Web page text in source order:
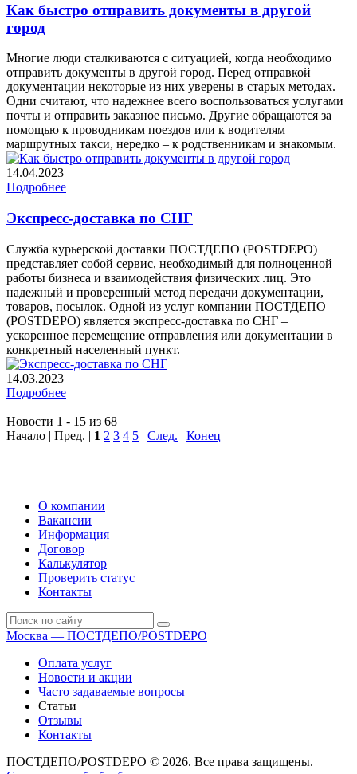
Как быстро отправить документы в другой
город
Многие люди сталкиваются с ситуацией, когда необходимо
отправить документы в другой город. Перед отправкой
документации некоторые из них уверены в старых методах.
Одни считают, что надежнее всего воспользоваться услугами
почты и отправить заказное письмо. Другие обращаются за
помощью к проводникам поездов или к водителям
маршрутных такси, нередко – к родственникам и знакомым.
14.04.2023
Подробнее
Экспресс-доставка по СНГ
Служба курьерской доставки ПОСТДЕПО (POSTDEPO)
представляет собой сервис, необходимый для полноценной
работы бизнеса и взаимодействия физических лиц. Это
надежный и проверенный метод передачи документации,
товаров, посылок. Одной из услуг компании ПОСТДЕПО
(POSTDEPO) является экспресс-доставка по СНГ –
ускоренное перемещение отправления или документации в
конкретный населенный пункт.
14.03.2023
Подробнее
Новости 1 - 15 из 68
Начало | Пред. | 1 2 3 4 5 | След. | Конец
О компании
Вакансии
Информация
Договор
Калькулятор
Проверить статус
Контакты
Москва — ПОСТДЕПО/POSTDEPO
Оплата услуг
Новости и акции
Часто задаваемые вопросы
Статьи
Отзывы
Контакты
ПОСТДЕПО/POSTDEPO © 2026. Все права защищены.